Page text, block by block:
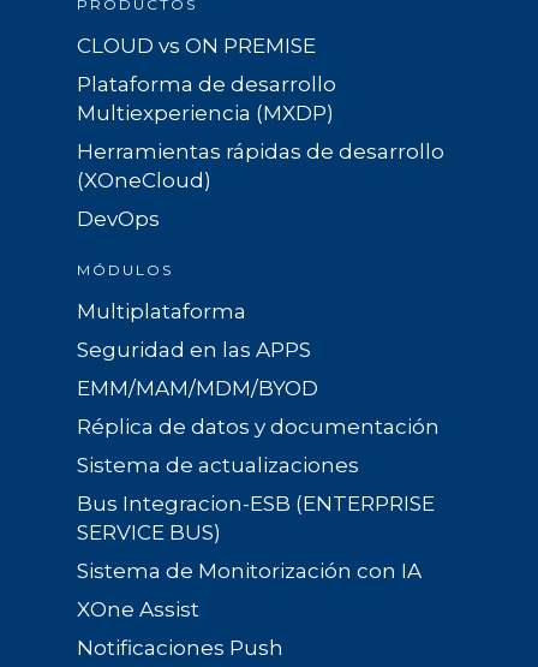
PRODUCTOS
CLOUD vs ON PREMISE
Plataforma de desarrollo
Multiexperiencia (MXDP)
Herramientas rápidas de desarrollo
(XOneCloud)
DevOps
MÓDULOS
Multiplataforma
Seguridad en las APPS
EMM/MAM/MDM/BYOD
Réplica de datos y documentación
Sistema de actualizaciones
Bus Integracion-ESB (ENTERPRISE
SERVICE BUS)
Sistema de Monitorización con IA
XOne Assist
Notificaciones Push